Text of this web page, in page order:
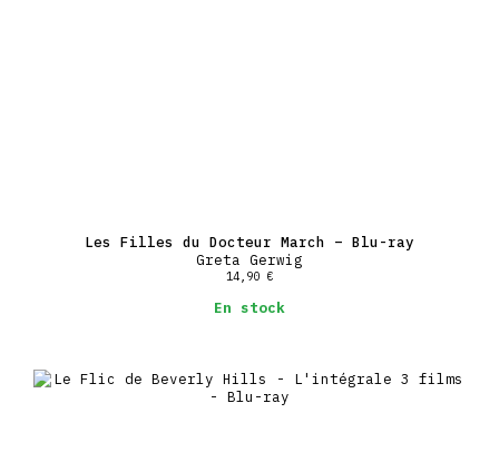
Les Filles du Docteur March – Blu-ray
Greta Gerwig
14,90 €
En stock